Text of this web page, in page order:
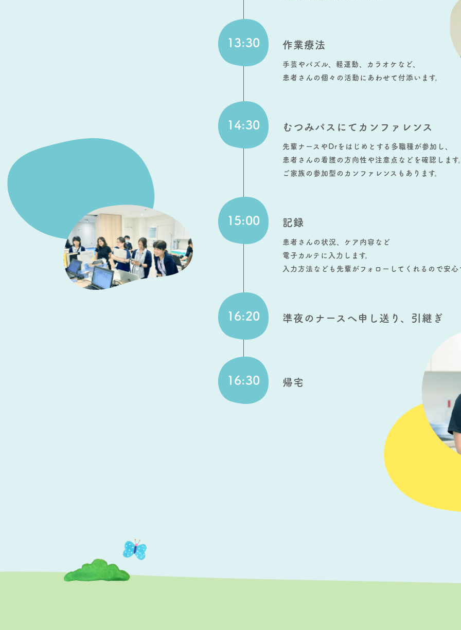
13:30 作業療法
手芸やパズル、軽運動、カラオケなど、
患者さんの個々の活動にあわせて付添います。
14:30 むつみパスにてカンファレンス
先輩ナースやDrをはじめとする多職種が参加し、
患者さんの看護の方向性や注意点などを確認します
ご家族の参加型のカンファレンスもあります。
15:00 記録
患者さんの状況、ケア内容など
電子カルテに入力します。
入力方法なども先輩がフォローしてくれるので安心
16:20 準夜のナースへ申し送り、引継ぎ
16:30 帰宅